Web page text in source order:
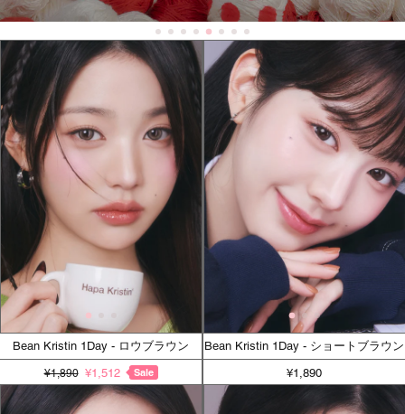
Bean Kristin 1Day - ロウブラウン
¥1,890 ¥1,512 Sale
Bean Kristin 1Day - ショートブラウン
¥1,890